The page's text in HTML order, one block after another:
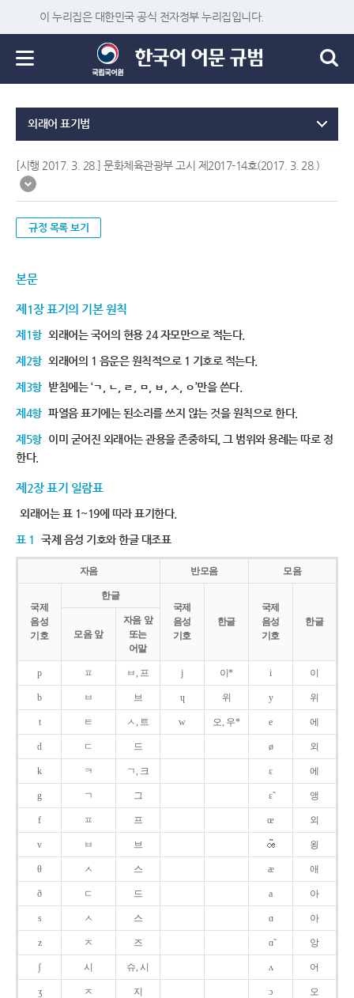
이 누리집은 대한민국 공식 전자정부 누리집입니다.
외래어 표기법
[시행 2017. 3. 28.] 문화체육관광부 고시 제2017-14호(2017. 3. 28.)
규정 목록 보기
본문
제1장 표기의 기본 원칙
제1항 외래어는 국어의 현용 24 자모만으로 적는다.
제2항 외래어의 1 음운은 원칙적으로 1 기호로 적는다.
제3항 받침에는 ‘ㄱ, ㄴ, ㄹ, ㅁ, ㅂ, ㅅ, ㅇ’만을 쓴다.
제4항 파열음 표기에는 된소리를 쓰지 않는 것을 원칙으로 한다.
제5항 이미 굳어진 외래어는 관용을 존중하되, 그 범위와 용례는 따로 정
한다.
제2장 표기 일람표
외래어는 표 1~19에 따라 표기한다.
표 1 국제 음성 기호와 한글 대조표
자음 반모음 모음
국제
음성
기호
한글
국제
음성
기호
한글
국제
음성
기호
한글
모음 앞
자음 앞
또는
어말
p ㅍ ㅂ, 프 j 이* i 이
b ㅂ 브 ɥ 위 y 위
t ㅌ ㅅ, 트 w 오, 우* e 에
d ㄷ 드 ø 외
k ㅋ ㄱ, 크 ɛ 에
g ㄱ 그 ɛ̃ 앵
f ㅍ 프 œ 외
v ㅂ 브 욍
θ ㅅ 스 æ 애
ð ㄷ 드 a 아
s ㅅ 스 ɑ 아
z ㅈ 즈 ɑ̃ 앙
ʃ 시 슈, 시 ʌ 어
ʒ ㅈ 지 ɔ 오